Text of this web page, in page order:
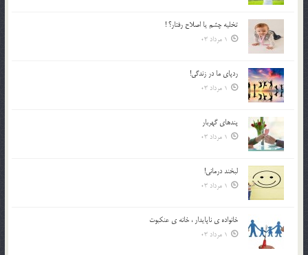
تخليه چشم يا اصلاح رفتار؟ !
1 مرداد 03
ردپاى ما در زندگى!
1 مرداد 03
پندهاي گهربار
1 مرداد 03
لبخند درمانى!
1 مرداد 03
خانواده ي ناپايدار ، خانه ي عنکبوت
1 مرداد 03